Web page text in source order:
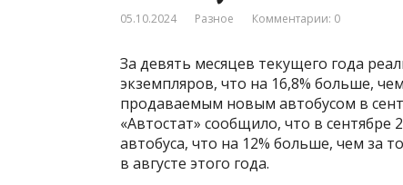
05.10.2024 Разное Комментарии: 0
За девять месяцев текущего года
экземпляров, что на 16,8% больше,
продаваемым новым автобусом в
«Автостат» сообщило, что в
автобуса, что на 12% больше, чем за
в августе этого года.